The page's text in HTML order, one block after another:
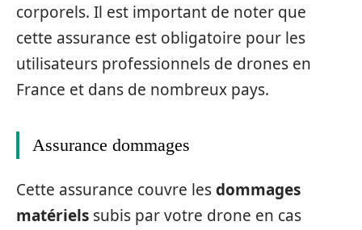
corporels. Il est important de noter que
cette assurance est obligatoire pour les
utilisateurs professionnels de drones en
France et dans de nombreux pays.
Assurance dommages
Cette assurance couvre lesdommages
matériels subis par votre drone en cas